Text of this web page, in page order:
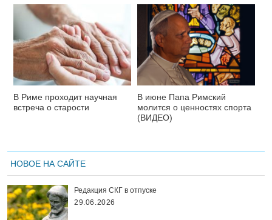
В Риме проходит научная
встреча о старости
В июне Папа Римский
молится о ценностях спорта
(ВИДЕО)
НОВОЕ НА САЙТЕ
Редакция СКГ в отпуске
29.06.2026